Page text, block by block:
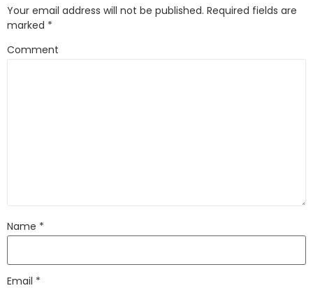
Your email address will not be published. Required fields are
marked *
Comment
Name *
Email *